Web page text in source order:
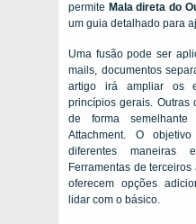
permite Mala direta do
um guia detalhado para
Uma fusão pode ser
mails, documentos
artigo irá ampliar os
princípios gerais. Outras
de forma
Attachment. O
diferentes maneiras
Ferramentas de
oferecem opções
lidar com o básico.